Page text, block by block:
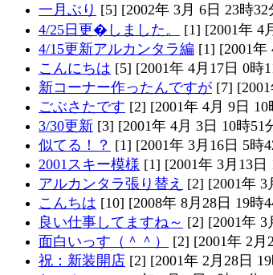
一月ぶり [5] [2002年 3月 6日 23時32
4/25日更�しました。
[1] [2001年 4
4/15更新アルカンタラ編 [1] [2001年
こんにちは [5] [2001年 4月17日 0時
新コーナー作ったんですが [7]
ごぶさたです [2] [2001年 4月 9日 10
3/30更新 [3] [2001年 4月 3日 10時51
似てる！？ [1] [2001年 3月16日 5時
2001スキー模様 [1] [2001年 3月13日
アルカンタラ張り替え [2] [2001年 3
こんちは [10] [2008年 8月28日 19時
良い仕事してますね～ [2] [2001年 3
面白いっす（＾＾）
[2] [2001年 2月
祝：新装開店 [2] [2001年 2月28日